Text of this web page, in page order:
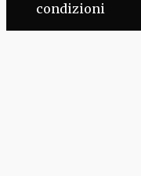
condizioni